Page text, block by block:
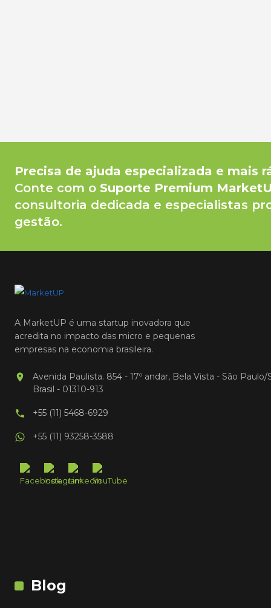
Precisa de ajuda especializada e mais
Conte com o Suporte Premium
consultoria dedicada e especialistas
gestão.
A MarketUP é uma startup inovadora que
acredita no impacto das micro e pequenas
empresas na economia brasileira.
Avenida Paulista. 854 - 17º andar, Bela Vista - São Paulo/
Brasil - 01310-913
+55 (11) 5468-6929
+55 (11) 93258-3588
Blog